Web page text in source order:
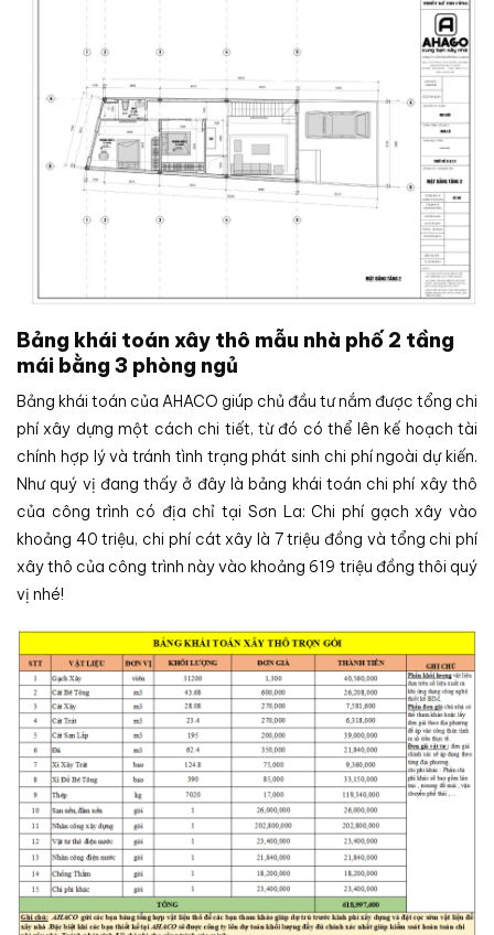
Bảng khái toán xây thô mẫu nhà phố 2 tầng
mái bằng 3 phòng ngủ
Bảng khái toán của AHACO giúp chủ đầu tư nắm được tổng chi
phí xây dựng một cách chi tiết, từ đó có thể lên kế hoạch tài
chính hợp lý và tránh tình trạng phát sinh chi phí ngoài dự kiến.
Như quý vị đang thấy ở đây là bảng khái toán chi phí xây thô
của công trình có địa chỉ tại Sơn La: Chi phí gạch xây vào
khoảng 40 triệu, chi phí cát xây là 7 triệu đồng và tổng chi phí
xây thô của công trình này vào khoảng 619 triệu đồng thôi quý
vị nhé!